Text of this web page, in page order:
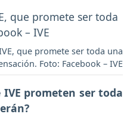
que promete ser toda una
Foto: Facebook – IVE
IVE prometen ser toda